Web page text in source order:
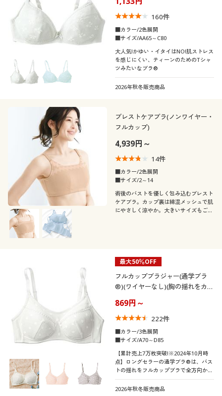
160件
■カラー/2色展開
■サイズ/AA65～C80
大人気!かゆい・イタイはNO!肌ストレス
を感じにくい、ティーンのためのTシャ
ツみたいなブラ®
2026年秋冬販売商品
ブレストケアブラ(ノンワイヤー・
フルカップ)
4,939円～
14件
■カラー/2色展開
■サイズ/2～14
術後のバストを優しく包み込むブレスト
ケアブラ。カップ裏は綿混メッシュで肌
にやさしく涼やか。大きいサイズもご用
最大50％OFF
フルカップブラジャー(通学ブラ
®)(ワイヤーなし)(胸の揺れをカバ
869円～
222件
■カラー/3色展開
■サイズ/A70～D85
【累計売上7万枚突破!※2024年10月時
点】ロングセラーの通学ブラ®は、バス
トの揺れをフルカップブラで全方向から
ホールド!
2026年秋冬販売商品